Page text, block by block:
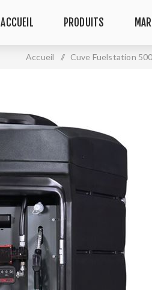
ACCUEIL PRODUITS
Accueil / Cuve Fuelstation